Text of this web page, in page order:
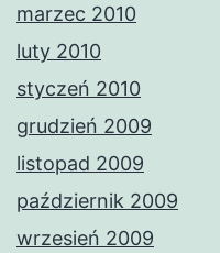
marzec 2010
luty 2010
styczeń 2010
grudzień 2009
listopad 2009
październik 2009
wrzesień 2009